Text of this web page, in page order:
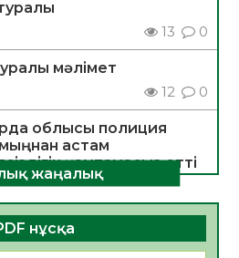
13 0
мәлімет
12 0
облысы полиция
астам
қамтамасыз етті
14
ҰРПАҚ –
АТТЫ КЕҢЕЙТІЛГЕН
жаңалық
нұсқа